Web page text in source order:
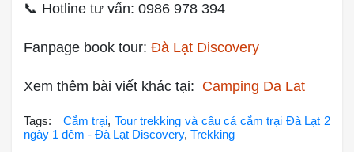
📞 Hotline tư vấn: 0986 978 394
Fanpage book tour: Đà Lạt Discovery
Xem thêm bài viết khác tại: Camping Da Lat
Tags: Cắm trại, Tour trekking và câu cá cắm trại Đà Lạt 2
ngày 1 đêm - Đà Lạt Discovery, Trekking